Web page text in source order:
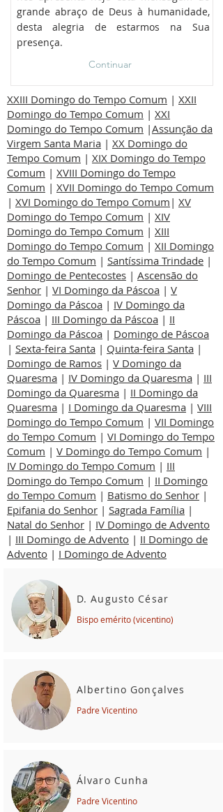
grande abraço de Deus à humanidade,
desta alegria de estarmos na Sua
presença.
Continuar
XXIII Domingo do Tempo Comum | XXII
Domingo do Tempo Comum | XXI
Domingo do Tempo Comum |Assunção da
Virgem Santa Maria | XX Domingo do
Tempo Comum | XIX Domingo do Tempo
Comum | XVIII Domingo do Tempo
Comum | XVII Domingo do Tempo Comum
| XVI Domingo do Tempo Comum | XV
Domingo do Tempo Comum | XIV
Domingo do Tempo Comum | XIII
Domingo do Tempo Comum | XII Domingo
do Tempo Comum | Santíssima Trindade |
Domingo de Pentecostes | Ascensão do
Senhor | VI Domingo da Páscoa | V
Domingo da Páscoa | IV Domingo da
Páscoa | III Domingo da Páscoa | II
Domingo da Páscoa | Domingo de Páscoa
| Sexta-feira Santa | Quinta-feira Santa |
Domingo de Ramos | V Domingo da
Quaresma | IV Domingo da Quaresma | III
Domingo da Quaresma | II Domingo da
Quaresma | I Domingo da Quaresma | VIII
Domingo do Tempo Comum | VII Domingo
do Tempo Comum | VI Domingo do Tempo
Comum | V Domingo do Tempo Comum |
IV Domingo do Tempo Comum | III
Domingo do Tempo Comum | II Domingo
do Tempo Comum | Batismo do Senhor |
Epifania do Senhor | Sagrada Família |
Natal do Senhor | IV Domingo de Advento
| III Domingo de Advento | II Domingo de
Advento | I Domingo de Advento
D. Augusto César
Bispo emérito (vicentino)
Albertino Gonçalves
Padre Vicentino
Álvaro Cunha
Padre Vicentino